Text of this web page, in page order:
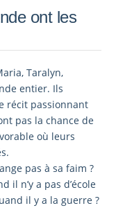
ont les
Taralyn,
entier. Ils
récit passionnant
pas la chance de
où leurs
pas à sa faim ?
il n’y a pas d’école
il y a la guerre ?